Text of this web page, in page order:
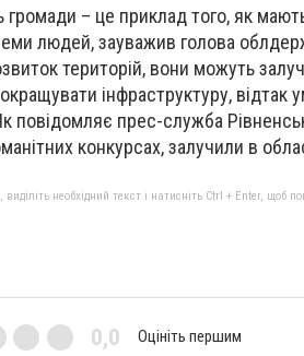
громади – це приклад того, як
людей, зауважив голова
територій, вони можуть
інфраструктуру,
повідомляє прес-служба
конкурсах, залучили в
необхідний текст і натисніть Ctrl + Enter, щоб
0,0 Оцініть першим